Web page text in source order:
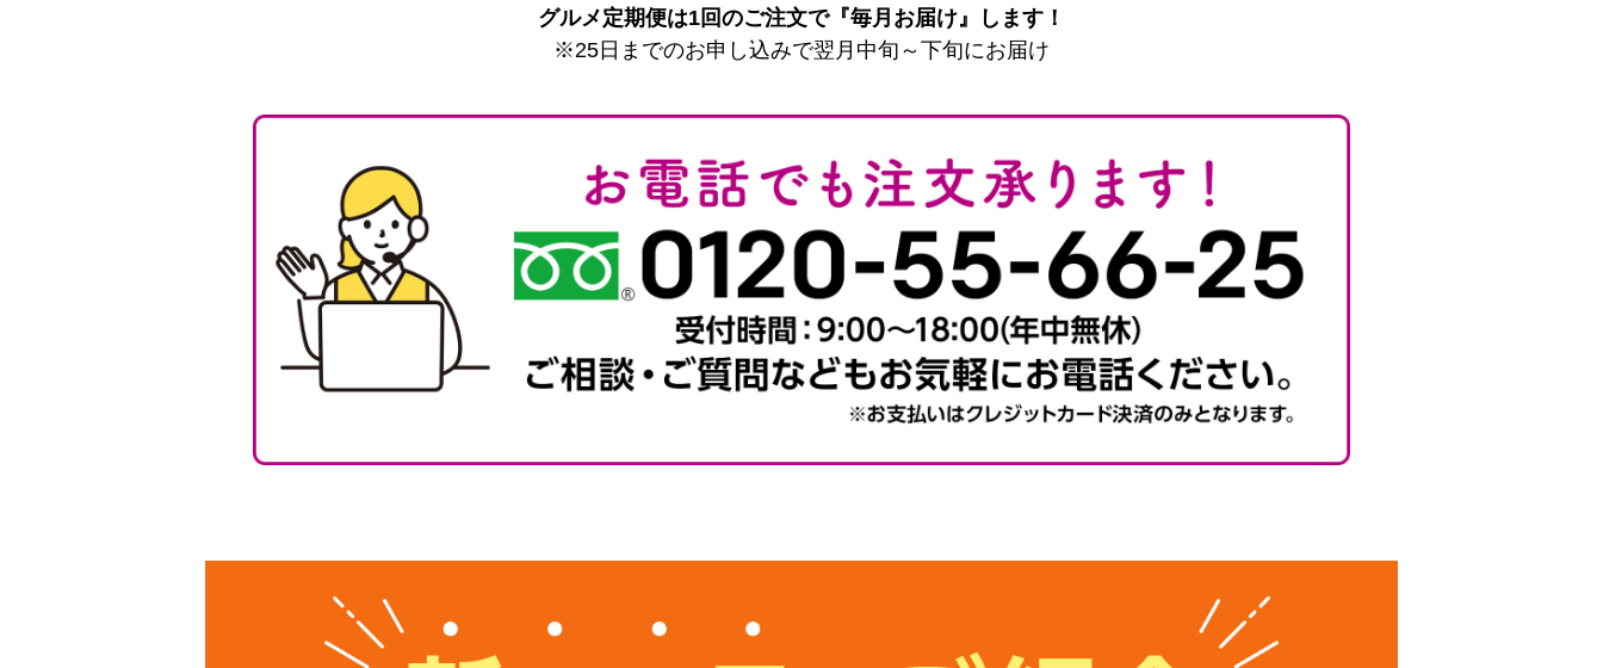
グルメ定期便は1回のご注文で『毎月お届け』します！
※25日までのお申し込みで翌月中旬～下旬にお届け